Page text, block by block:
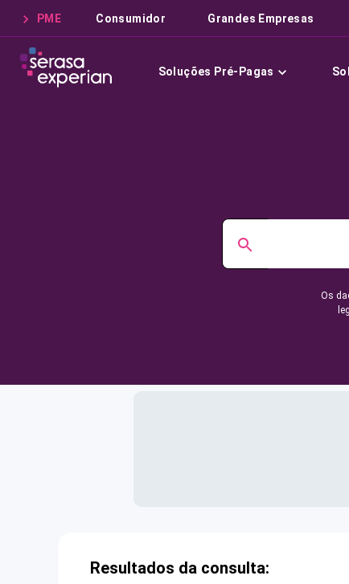
PME Consumidor Grandes Empresas
Soluções Pré-Pagas
Os
Resultados da consulta: